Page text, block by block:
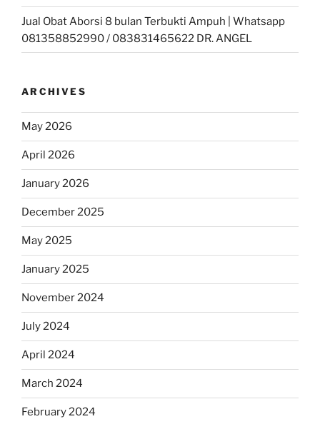
Jual Obat Aborsi 8 bulan Terbukti Ampuh | Whatsapp
081358852990 / 083831465622 DR. ANGEL
ARCHIVES
May 2026
April 2026
January 2026
December 2025
May 2025
January 2025
November 2024
July 2024
April 2024
March 2024
February 2024